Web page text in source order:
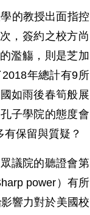
的教授出面指控
，簽約之校方尚
濫觴，則是芝加
年總計有9所
如雨後春筍般展
子學院的態度會
保留與質疑？
議院的聽證會第
power）有所
響力對於美國校